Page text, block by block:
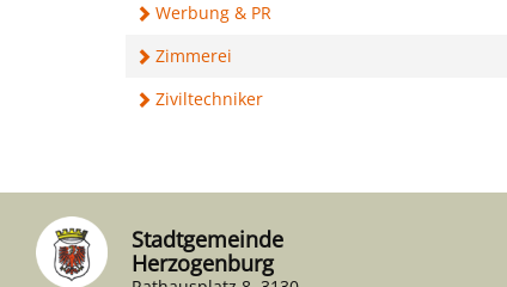
Werbung & PR
Zimmerei
Ziviltechniker
Stadtgemeinde
Herzogenburg